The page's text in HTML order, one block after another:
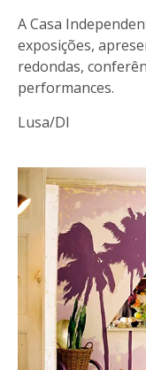
A Casa
exposições,
redondas,
performances.
Lusa/DI